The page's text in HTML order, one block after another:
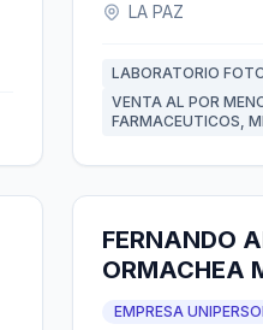
LA PAZ
LABORATORIO
VENTA AL POR
FARMACEUTICOS,
FERNANDO
ORMACHEA
EMPRESA